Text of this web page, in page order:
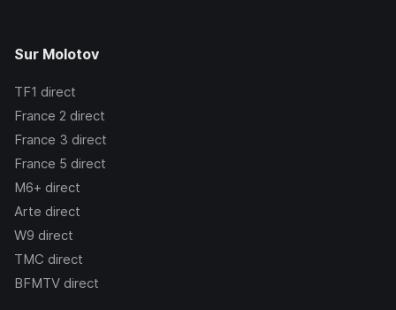
Sur Molotov
TF1 direct
France 2 direct
France 3 direct
France 5 direct
M6+ direct
Arte direct
W9 direct
TMC direct
BFMTV direct